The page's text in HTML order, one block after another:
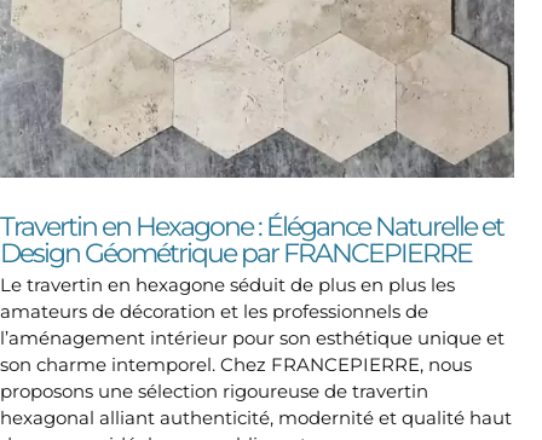
Travertin en Hexagone : Élégance Naturelle et
Design Géométrique par FRANCEPIERRE
Le travertin en hexagone séduit de plus en plus les
amateurs de décoration et les professionnels de
l’aménagement intérieur pour son esthétique unique et
son charme intemporel. Chez FRANCEPIERRE, nous
proposons une sélection rigoureuse de travertin
hexagonal alliant authenticité, modernité et qualité haut